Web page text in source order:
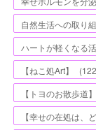
自然生活への取り
ハートが軽くなる
【ねこ処Art】
(122
【トヨのお散歩道】
【幸せの在処は、